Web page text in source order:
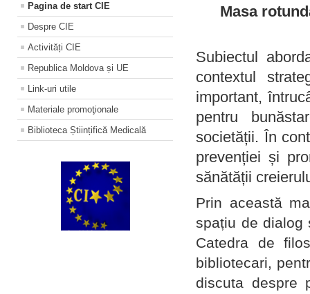
Pagina de start CIE
Despre CIE
Activități CIE
Republica Moldova și UE
Link-uri utile
Materiale promoţionale
Biblioteca Științifică Medicală
Masa
Subiectul
contextul
important,
pentru
societății. În
prevenției și
sănătății
Prin această
spațiu de dialog
Catedra de
bibliotecari,
discuta despre